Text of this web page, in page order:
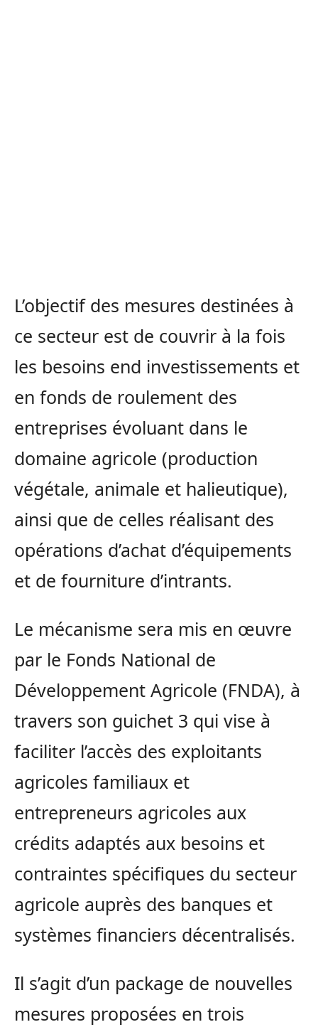
L’objectif des mesures destinées à
ce secteur est de couvrir à la fois
les besoins end investissements et
en fonds de roulement des
entreprises évoluant dans le
domaine agricole (production
végétale, animale et halieutique),
ainsi que de celles réalisant des
opérations d’achat d’équipements
et de fourniture d’intrants.
Le mécanisme sera mis en œuvre
par le Fonds National de
Développement Agricole (FNDA), à
travers son guichet 3 qui vise à
faciliter l’accès des exploitants
agricoles familiaux et
entrepreneurs agricoles aux
crédits adaptés aux besoins et
contraintes spécifiques du secteur
agricole auprès des banques et
systèmes financiers décentralisés.
Il s’agit d’un package de nouvelles
mesures proposées en trois